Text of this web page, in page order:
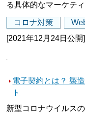
る具体的なマーケテ
コロナ対策
[2021年12月24日公開]
電子契約とは？ 製
ト
新型コロナウイルス